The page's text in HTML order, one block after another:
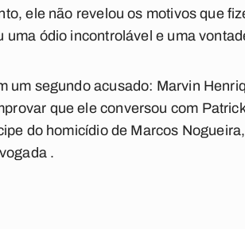
ele não revelou os motivos que
ódio incontrolável e uma
um segundo acusado: Marvin
que ele conversou com
do homicídio de Marcos
.